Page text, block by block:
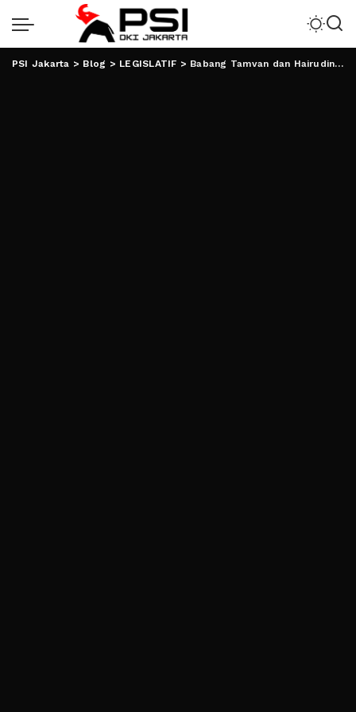
PSI Jakarta > Blog > LEGISLATIF > Babang Tamvan dan Hairudin Cikdin Ramaikan Reses Bung Adi